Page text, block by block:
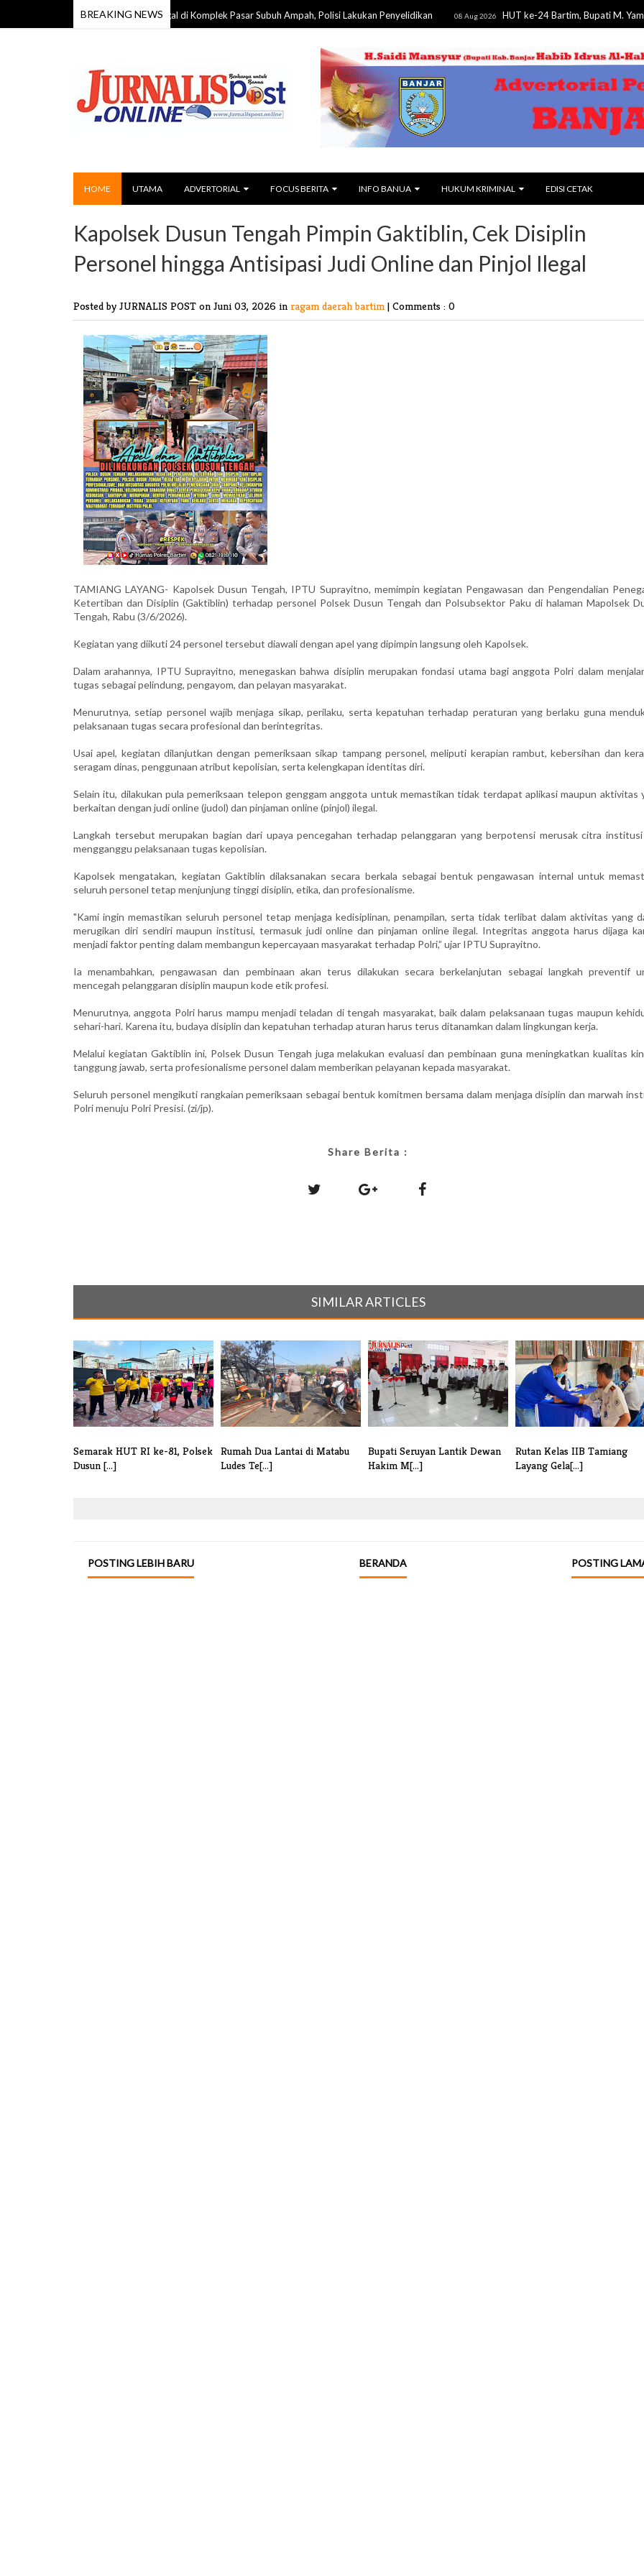
BREAKING NEWS
Tahun Ditemukan Meninggal di Komplek Pasar Subuh Ampah, Polisi Lakukan Penyelidikan 08 Aug 2026 HUT ke-24 Bartim, Bupati M. Yamin
HOME UTAMA ADVERTORIAL FOCUS BERITA INFO BANUA HUKUM KRIMINAL EDISI CETAK
Kapolsek Dusun Tengah Pimpin Gaktiblin, Cek Disiplin
Personel hingga Antisipasi Judi Online dan Pinjol Ilegal
Posted by JURNALIS POST on Juni 03, 2026 in ragam daerah bartim | Comments : 0
TAMIANG LAYANG- Kapolsek Dusun Tengah, IPTU Suprayitno, memimpin kegiatan Pengawasan dan Pengendalian
Ketertiban dan Disiplin (Gaktiblin) terhadap personel Polsek Dusun Tengah dan Polsubsektor Paku di halaman Mapolsek
Tengah, Rabu (3/6/2026).
Kegiatan yang diikuti 24 personel tersebut diawali dengan apel yang dipimpin langsung oleh Kapolsek.
Dalam arahannya, IPTU Suprayitno, menegaskan bahwa disiplin merupakan fondasi utama bagi anggota Polri dalam
tugas sebagai pelindung, pengayom, dan pelayan masyarakat.
Menurutnya, setiap personel wajib menjaga sikap, perilaku, serta kepatuhan terhadap peraturan yang berlaku guna
pelaksanaan tugas secara profesional dan berintegritas.
Usai apel, kegiatan dilanjutkan dengan pemeriksaan sikap tampang personel, meliputi kerapian rambut, kebersihan dan
seragam dinas, penggunaan atribut kepolisian, serta kelengkapan identitas diri.
Selain itu, dilakukan pula pemeriksaan telepon genggam anggota untuk memastikan tidak terdapat aplikasi maupun aktivitas
berkaitan dengan judi online (judol) dan pinjaman online (pinjol) ilegal.
Langkah tersebut merupakan bagian dari upaya pencegahan terhadap pelanggaran yang berpotensi merusak citra
mengganggu pelaksanaan tugas kepolisian.
Kapolsek mengatakan, kegiatan Gaktiblin dilaksanakan secara berkala sebagai bentuk pengawasan internal untuk
seluruh personel tetap menjunjung tinggi disiplin, etika, dan profesionalisme.
"Kami ingin memastikan seluruh personel tetap menjaga kedisiplinan, penampilan, serta tidak terlibat dalam aktivitas yang
merugikan diri sendiri maupun institusi, termasuk judi online dan pinjaman online ilegal. Integritas anggota harus dijaga
menjadi faktor penting dalam membangun kepercayaan masyarakat terhadap Polri,” ujar IPTU Suprayitno.
Ia menambahkan, pengawasan dan pembinaan akan terus dilakukan secara berkelanjutan sebagai langkah preventif
mencegah pelanggaran disiplin maupun kode etik profesi.
Menurutnya, anggota Polri harus mampu menjadi teladan di tengah masyarakat, baik dalam pelaksanaan tugas maupun
sehari-hari. Karena itu, budaya disiplin dan kepatuhan terhadap aturan harus terus ditanamkan dalam lingkungan kerja.
Melalui kegiatan Gaktiblin ini, Polsek Dusun Tengah juga melakukan evaluasi dan pembinaan guna meningkatkan kualitas
tanggung jawab, serta profesionalisme personel dalam memberikan pelayanan kepada masyarakat.
Seluruh personel mengikuti rangkaian pemeriksaan sebagai bentuk komitmen bersama dalam menjaga disiplin dan marwah
Polri menuju Polri Presisi. (zi/jp).
Share Berita :
SIMILAR ARTICLES
Semarak HUT RI ke-81, Polsek
Dusun [...]
Rumah Dua Lantai di Matabu
Ludes Te[...]
Bupati Seruyan Lantik Dewan
Hakim M[...]
Rutan Kelas IIB Tamiang
Layang Gela[...]
POSTING LEBIH BARU POSTING
BERANDA